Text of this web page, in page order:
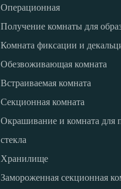
Операционная
Получение комнаты для
Комната фиксации и
Обезвоживающая комната
Встраиваемая комната
Секционная комната
Окрашивание и комната для
стекла
Хранилище
Замороженная секционная